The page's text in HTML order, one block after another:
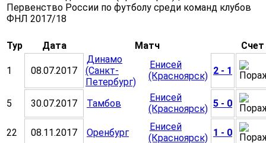
Первенство России по футболу среди команд клубов
ФНЛ 2017/18
Тур Дата Матч Счет
1 08.07.2017
Динамо
(Санкт-
Петербург)
Енисей
(Красноярск) 2 - 1
5 30.07.2017 Тамбов
Енисей
(Красноярск) 5 - 0
22 08.11.2017 Оренбург
Енисей
(Красноярск) 1 - 0